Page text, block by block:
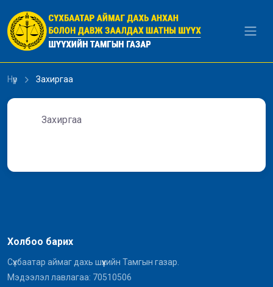
Нүүр Захиргаа
Захиргаа
Холбоо барих
Сүхбаатар аймаг дахь шүүхийн Тамгын газар.
Мэдээлэл лавлагаа: 70510506